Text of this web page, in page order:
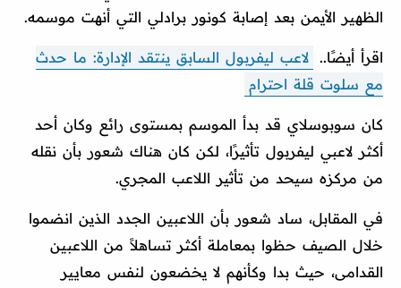
الظهير الأيمن بعد إصابة كونور برادلي التي أنهت موسمه.
اقرأ أيضًا.. لاعب ليفربول السابق ينتقد الإدارة: ما حدث
مع سلوت قلة احترام
كان سوبوسلاي قد بدأ الموسم بمستوى رائع وكان أحد
أكثر لاعبي ليفربول تأثيرًا، لكن كان هناك شعور بأن نقله
من مركزه سيحد من تأثير اللاعب المجري.
في المقابل، ساد شعور بأن اللاعبين الجدد الذين انضموا
خلال الصيف حظوا بمعاملة أكثر تساهلاً من اللاعبين
القدامى، حيث بدا وكأنهم لا يخضعون لنفس معايير